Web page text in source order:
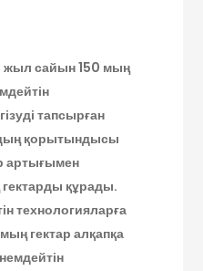
сайын 150 мың
тапсырған
қорытындысы
артығымен
құрады.
технологияларға
мың гектар алқапқа